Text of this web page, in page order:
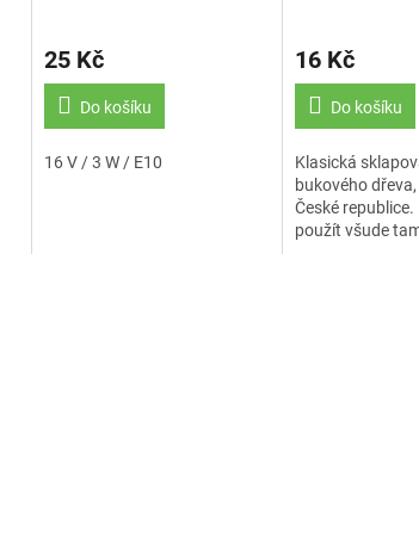
25 Kč
Do košíku
16 V / 3 W / E10
16 Kč
Do košíku
Klasická
bukového
České
použít všude